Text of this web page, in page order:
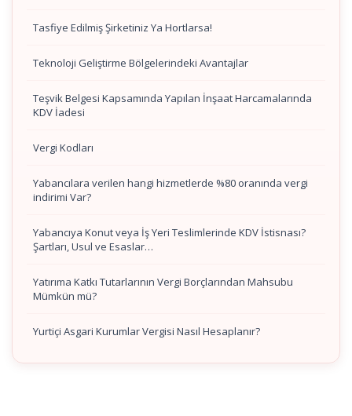
Tasfiye Edilmiş Şirketiniz Ya Hortlarsa!
Teknoloji Geliştirme Bölgelerindeki Avantajlar
Teşvik Belgesi Kapsamında Yapılan İnşaat Harcamalarında
KDV İadesi
Vergi Kodları
Yabancılara verilen hangi hizmetlerde %80 oranında vergi
indirimi Var?
Yabancıya Konut veya İş Yeri Teslimlerinde KDV İstisnası?
Şartları, Usul ve Esaslar…
Yatırıma Katkı Tutarlarının Vergi Borçlarından Mahsubu
Mümkün mü?
Yurtiçi Asgari Kurumlar Vergisi Nasıl Hesaplanır?